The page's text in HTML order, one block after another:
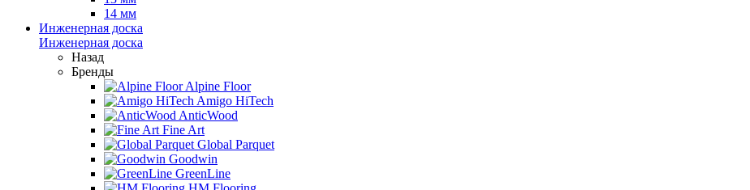
14 мм
Инженерная доска
Инженерная доска
Назад
Бренды
Alpine Floor
Amigo HiTech
AnticWood
Fine Art
Global Parquet
Goodwin
GreenLine